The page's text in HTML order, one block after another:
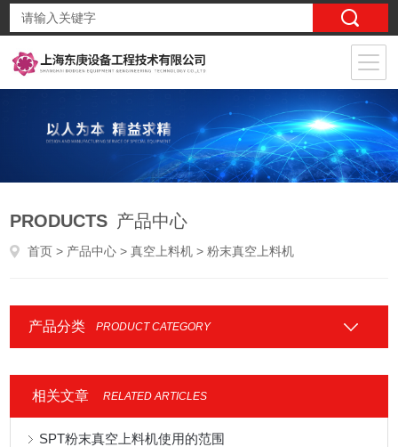
PRODUCTS 产品中心
首页 > 产品中心 >真空上料机 > 粉末真空上料机
产品分类 PRODUCT CATEGORY
相关文章 RELATED ARTICLES
SPT粉末真空上料机使用的范围